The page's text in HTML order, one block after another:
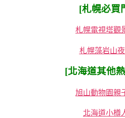
[札幌必買
札幌電視塔觀
札幌藻岩山
[北海道其他
旭山動物園親
北海道小樽